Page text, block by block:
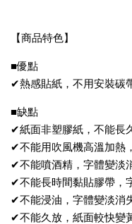
【商品特色】
■優點
✔熱感貼紙，不用安裝碳
■缺點
✔紙面非塑膠紙，不能長
✔不能用吹風機高溫加熱
✔不能噴酒精，字體變淡
✔不能長時間黏貼膠帶，
✔不能浸油，字體變淡消
✔不能久放，紙面較快變